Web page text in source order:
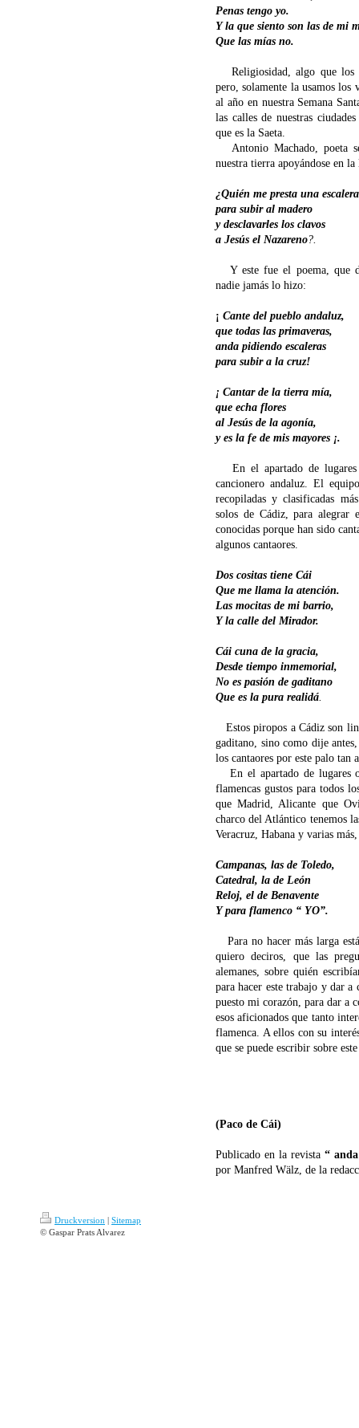
Penas tengo yo.
Y la que siento son las de mi
Que las mías no.
Religiosidad, algo que los
pero, solamente la usamos los
al año en nuestra Semana
las calles de nuestras
que es la Saeta.
Antonio Machado, poeta
nuestra tierra apoyándose en
¿Quién me presta una escalera
para subir al madero
y desclavarles los clavos
a Jesús el Nazareno?.
Y este fue el poema, que
nadie jamás lo hizo:
¡ Cante del pueblo andaluz,
que todas las primaveras,
anda pidiendo escaleras
para subir a la cruz!
¡ Cantar de la tierra mía,
que echa flores
al Jesús de la agonía,
y es la fe de mis mayores ¡.
En el apartado de
cancionero andaluz. El
recopiladas y clasificadas
solos de Cádiz, para alegrar
conocidas porque han sido
algunos cantaores.
Dos cositas tiene Cái
Que me llama la atención.
Las mocitas de mi barrio,
Y la calle del Mirador.
Cái cuna de la gracia,
Desde tiempo inmemorial,
No es pasión de gaditano
Que es la pura realidá.
Estos piropos a Cádiz son
gaditano, sino como dije
los cantaores por este palo tan
En el apartado de lugares
flamencas gustos para todos
que Madrid, Alicante que
charco del Atlántico tenemos
Veracruz, Habana y varias
Campanas, las de Toledo,
Catedral, la de León
Reloj, el de Benavente
Y para flamenco “ YO”.
Para no hacer más larga
quiero deciros, que las
alemanes, sobre quién
para hacer este trabajo y dar
puesto mi corazón, para dar a
esos aficionados que tanto
flamenca. A ellos con su
que se puede escribir sobre
(Paco de Cái)
Publicado en la revista “
por Manfred Wälz, de la
Druckversion | Sitemap
© Gaspar Prats Alvarez